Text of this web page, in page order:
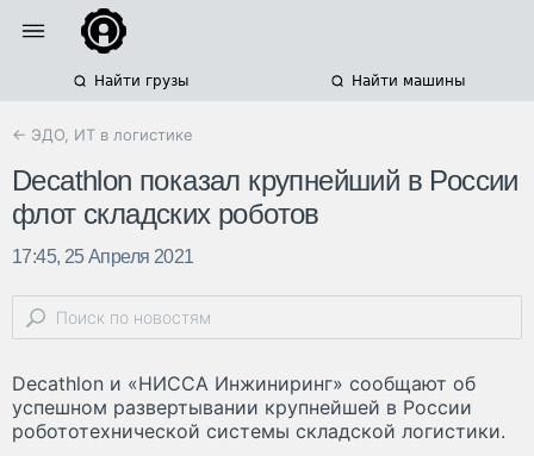
Найти грузы Найти машины
← ЭДО, ИТ в логистике
Decathlon показал крупнейший в России
флот складских роботов
17:45, 25 Апреля 2021
Decathlon и «НИССА Инжиниринг» сообщают об
успешном развертывании крупнейшей в России
робототехнической системы складской логистики.